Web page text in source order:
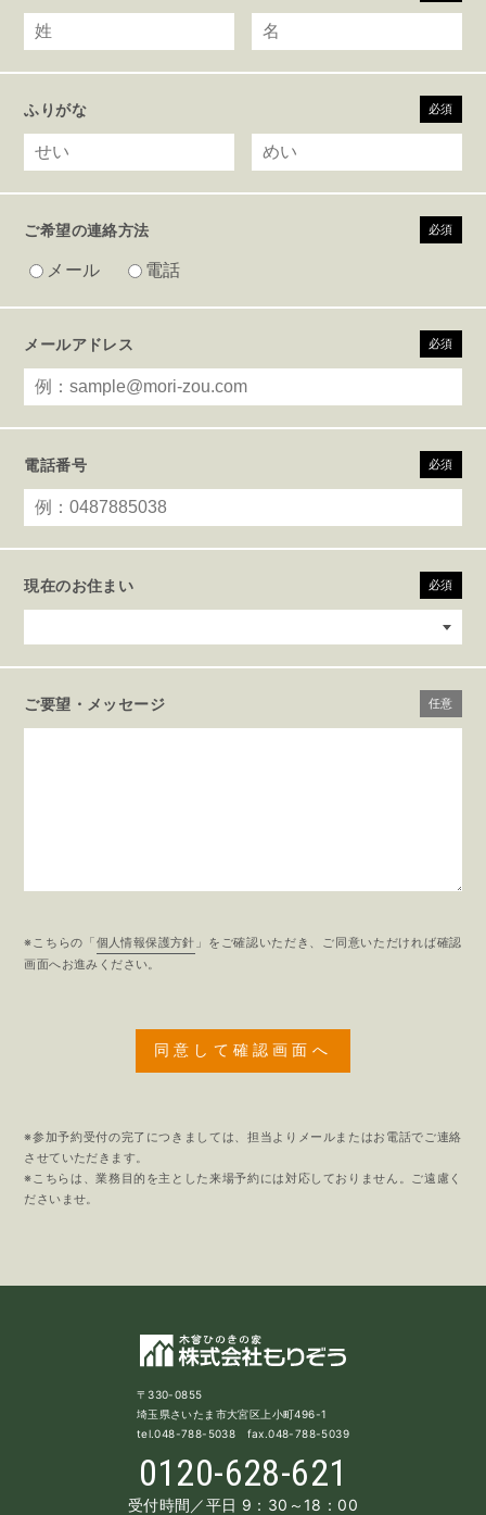
ふりがな 必須
ご希望の連絡方法 必須
メール 電話
メールアドレス 必須
電話番号 必須
現在のお住まい 必須
ご要望・メッセージ 任意
※こちらの「個人情報保護方針 」をご確認いただき、ご同意いただければ確認
画面へお進みください。
※参加予約受付の完了につきましては、担当よりメールまたはお電話でご連絡
させていただきます。
※こちらは、業務目的を主とした来場予約には対応しておりません。ご遠慮く
ださいませ。
〒330-0855
埼玉県さいたま市大宮区上小町496-1
tel.048-788-5038 fax.048-788-5039
0120-628-621
受付時間／平日 9：30～18：00